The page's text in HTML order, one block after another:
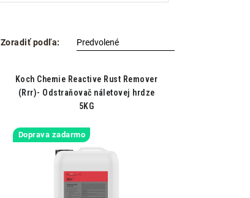
Zoradiť podľa:
Koch Chemie Reactive Rust Remover
(Rrr)- Odstraňovač náletovej hrdze
5KG
Doprava zadarmo